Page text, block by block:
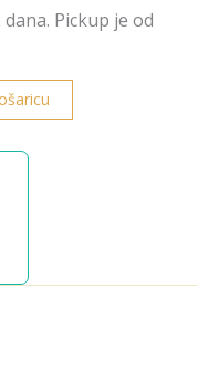
Pickup je od